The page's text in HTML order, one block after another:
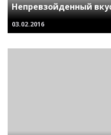
Непревзойденный
03.02.2016